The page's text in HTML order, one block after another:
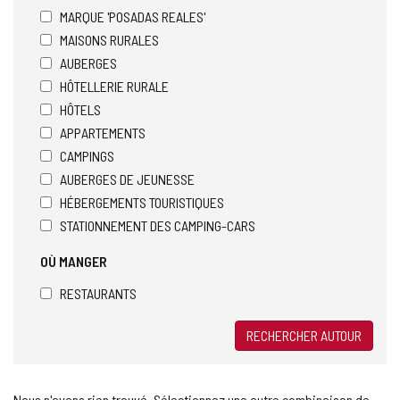
MARQUE 'POSADAS REALES'
MAISONS RURALES
AUBERGES
HÔTELLERIE RURALE
HÔTELS
APPARTEMENTS
CAMPINGS
AUBERGES DE JEUNESSE
HÉBERGEMENTS TOURISTIQUES
STATIONNEMENT DES CAMPING-CARS
OÙ MANGER
RESTAURANTS
RECHERCHER AUTOUR